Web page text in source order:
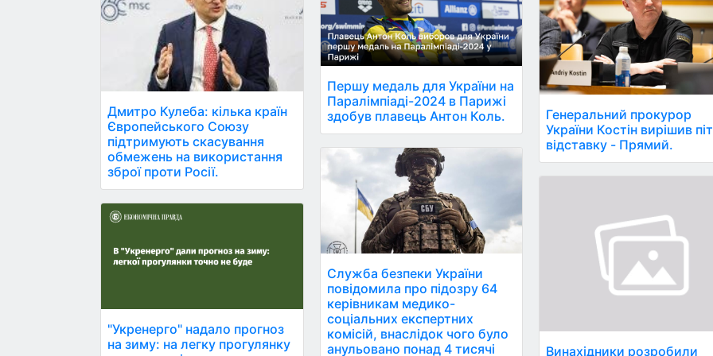
Дмитро Кулеба: кілька країн
Європейського Союзу
підтримують скасування
обмежень на використання
зброї проти Росії.
"Укренерго" надало прогноз
на зиму: на легку прогулянку
Першу медаль для України на
Паралімпіаді-2024 в Парижі
здобув плавець Антон Коль.
Служба безпеки України
повідомила про підозру 64
керівникам медико-
соціальних експертних
комісій, внаслідок чого було
анульовано понад 4 тисячі
Генеральний прокурор
України Костін вирішив
відставку - Прямий.
Винахідники розробили